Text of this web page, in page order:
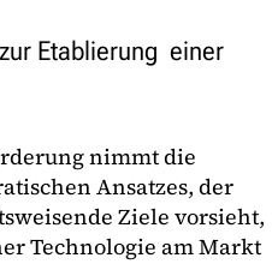
Etablierung einer
nimmt die
Ansatzes, der
Ziele vorsieht,
Technologie am Markt